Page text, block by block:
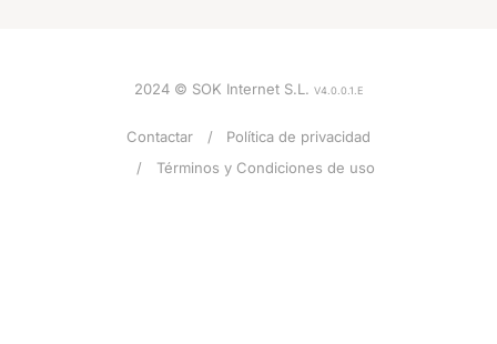
2024 © SOK Internet S.L. V4.0.0.1.E
Contactar
Política de privacidad
Términos y Condiciones de uso